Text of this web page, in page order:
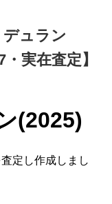
デュラン
実在査定】
(2025)
定し作成しまし